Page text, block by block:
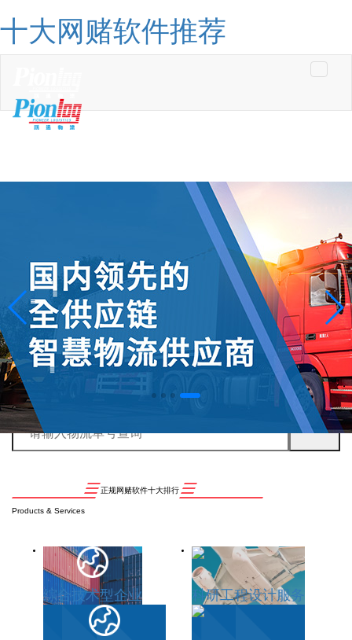
十大网赌软件推荐
正规网赌软件十大排行
Products & Services
综合技术型企业 科研工程设计服务